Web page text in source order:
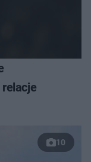
relacje
10